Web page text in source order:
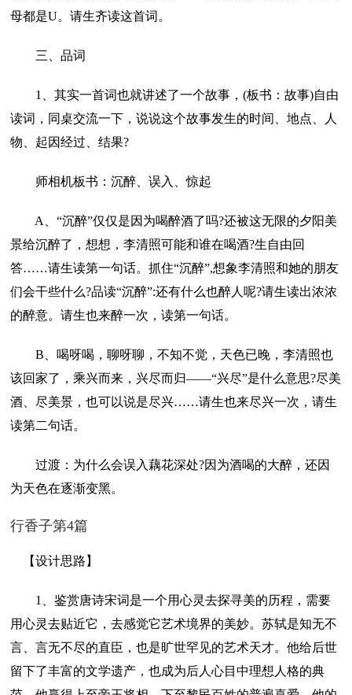
母都是U。请生齐读这首词。
三、品词
1、其实一首词也就讲述了一个故事，(板书：故事)自由
读词，同桌交流一下，说说这个故事发生的时间、地点、人
物、起因经过、结果?
师相机板书：沉醉、误入、惊起
A、“沉醉”仅仅是因为喝醉酒了吗?还被这无限的夕阳美
景给沉醉了，想想，李清照可能和谁在喝酒?生自由回
答……请生读第一句话。抓住“沉醉”,想象李清照和她的朋友
们会干些什么?品读“沉醉”:还有什么也醉人呢?请生读出浓浓
的醉意。请生也来醉一次，读第一句话。
B、喝呀喝，聊呀聊，不知不觉，天色已晚，李清照也
该回家了，乘兴而来，兴尽而归——“兴尽”是什么意思?尽美
酒、尽美景，也可以说是尽兴……请生也来尽兴一次，请生
读第二句话。
过渡：为什么会误入藕花深处?因为酒喝的大醉，还因
为天色在逐渐变黑。
行香子第4篇
【设计思路】
1、鉴赏唐诗宋词是一个用心灵去探寻美的历程，需要
用心灵去贴近它，去感觉它艺术境界的美妙。苏轼是知无不
言、言无不尽的直臣，也是旷世罕见的艺术天才。他给后世
留下了丰富的文学遗产，也成为后人心目中理想人格的典